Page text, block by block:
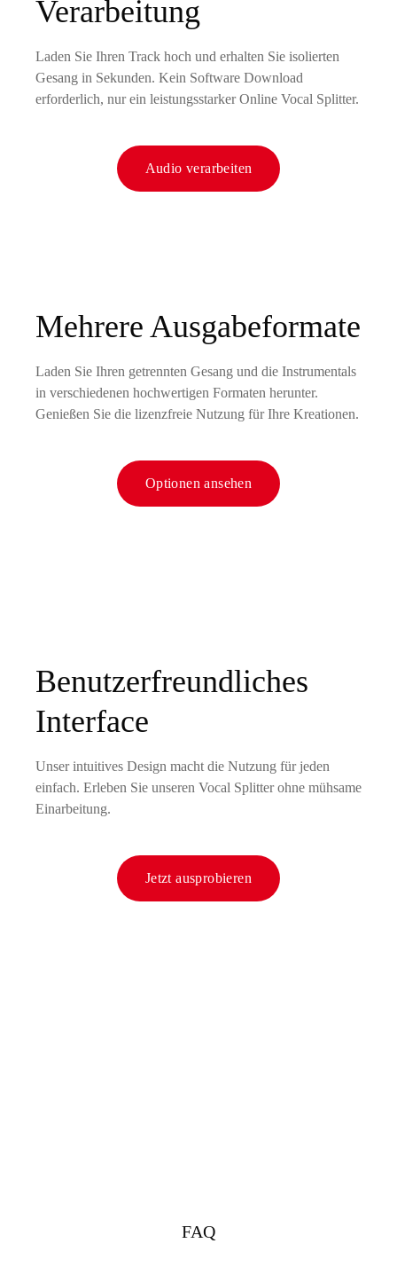
Verarbeitung
Laden Sie Ihren Track hoch und erhalten Sie isolierten
Gesang in Sekunden. Kein Software Download
erforderlich, nur ein leistungsstarker Online Vocal Splitter.
Audio verarbeiten
Mehrere Ausgabeformate
Laden Sie Ihren getrennten Gesang und die Instrumentals
in verschiedenen hochwertigen Formaten herunter.
Genießen Sie die lizenzfreie Nutzung für Ihre Kreationen.
Optionen ansehen
Benutzerfreundliches
Interface
Unser intuitives Design macht die Nutzung für jeden
einfach. Erleben Sie unseren Vocal Splitter ohne mühsame
Einarbeitung.
Jetzt ausprobieren
FAQ